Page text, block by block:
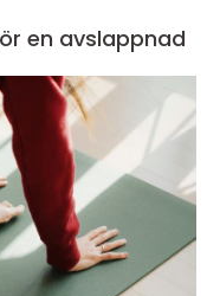
en avslappnad